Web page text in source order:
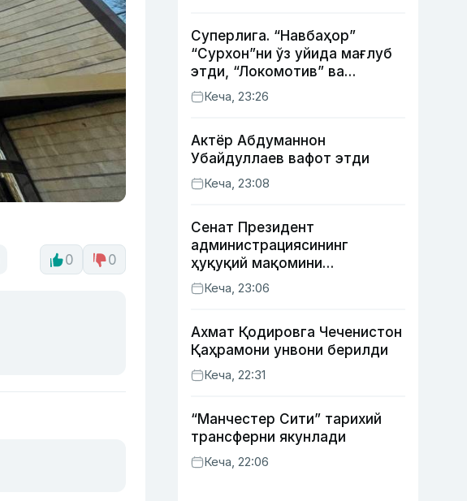
0 0
Суперлига. “Навбаҳор”
“Сурхон”ни ўз уйида мағлуб
этди, “Локомотив” ва
“Хоразм” уйда ғалаба
қозонди
Кеча, 23:26
Актёр Абду­маннон
Убайдуллаев вафот этди
Кеча, 23:08
Сенат Президент
администрациясининг
ҳуқуқий мақомини
белгиловчи конституциявий
қонунни маъқуллади
Кеча, 23:06
Ахмат Қодировга Чеченистон
Қаҳрамони унвони берилди
Кеча, 22:31
“Манчестер Сити” тарихий
трансферни якунлади
Кеча, 22:06